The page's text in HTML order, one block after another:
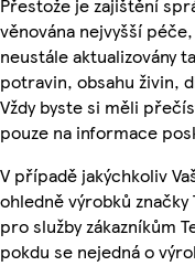
věnována nejvyšší
neustále aktualizovány
potravin, obsahu živin,
Vždy byste si měli
pouze na informace
V případě jakýchkoliv
ohledně výrobků
pro služby zákazníkům
pokdu se nejedná o